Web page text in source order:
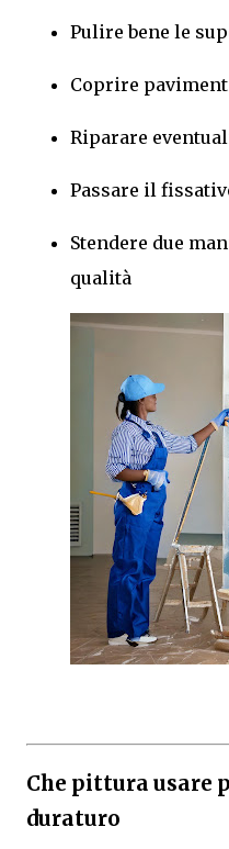
Pulire bene le
Coprire
Riparare
Passare il
Stendere due
qualità
Che pittura usare
duraturo